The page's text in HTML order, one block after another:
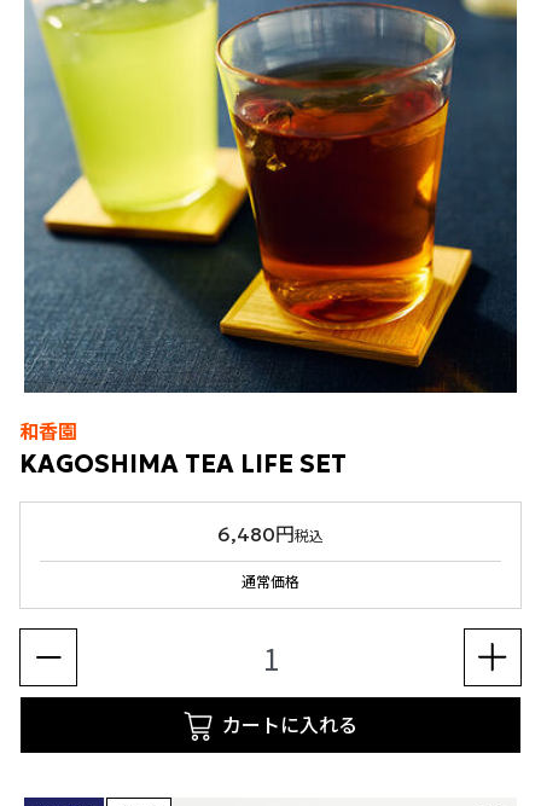
和香園
KAGOSHIMA TEA LIFE SET
6,480円税込
通常価格
カートに入れる